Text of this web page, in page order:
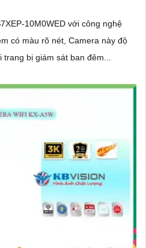
10M0WED với công nghệ
có màu rõ nét, Camera này độ
trang bị giám sát ban đêm...